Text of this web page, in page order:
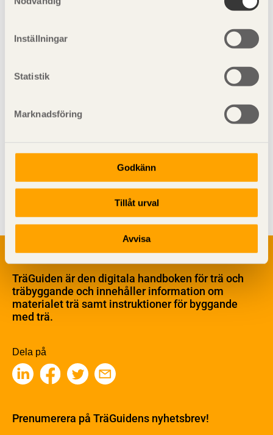
Inställningar
Statistik
Marknadsföring
Godkänn
Tillåt urval
Avvisa
Gran Obehandlad
Visa sajtkarta
Skogsbruk
Barrträdets uppbyggnad
Träets egenskaper och kvalitet
Träbaserade produkter
Kemisk behandling
Fakta om Limträ
Värmeisolering och lufttäthet
TräGuiden är den digitala handboken för trä och
träbyggande och innehåller information om
materialet trä samt instruktioner för byggande
med trä.
Dela på
Prenumerera på TräGuidens nyhetsbrev!